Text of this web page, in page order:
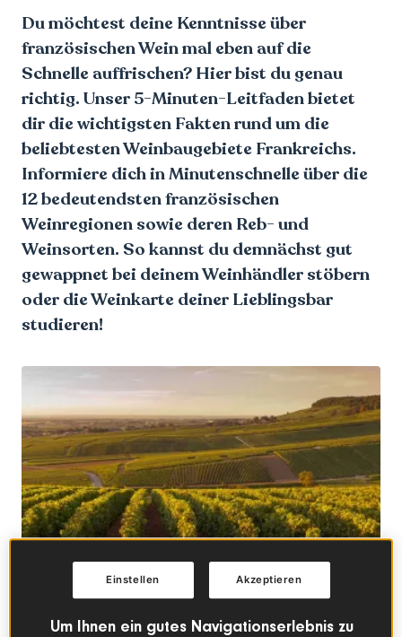
Du möchtest deine Kenntnisse über
französischen Wein mal eben auf die
Schnelle auffrischen? Hier bist du genau
richtig. Unser 5-Minuten-Leitfaden bietet
dir die wichtigsten Fakten rund um die
beliebtesten Weinbaugebiete Frankreichs.
Informiere dich in Minutenschnelle über die
12 bedeutendsten französischen
Weinregionen sowie deren Reb- und
Weinsorten. So kannst du demnächst gut
gewappnet bei deinem Weinhändler stöbern
oder die Weinkarte deiner Lieblingsbar
studieren!
© ©Alphotographic
Um Ihnen ein gutes Navigationserlebnis zu
Akzeptieren
Einstellen